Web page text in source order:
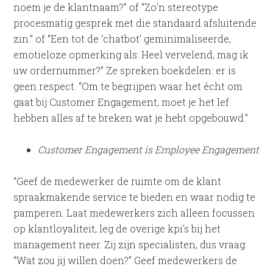
noem je de klantnaam?” of “Zo’n stereotype
procesmatig gesprek met die standaard afsluitende
zin.” of “Een tot de ‘chatbot’ geminimaliseerde,
emotieloze opmerking als: Heel vervelend, mag ik
uw ordernummer?” Ze spreken boekdelen: er is
geen respect. “Om te begrijpen waar het écht om
gaat bij Customer Engagement, moet je het lef
hebben alles af te breken wat je hebt opgebouwd.”
Customer Engagement is Employee Engagement
“Geef de medewerker de ruimte om de klant
spraakmakende service te bieden en waar nodig te
pamperen. Laat medewerkers zich alleen focussen
op klantloyaliteit, leg de overige kpi’s bij het
management neer. Zij zijn specialisten, dus vraag:
“Wat zou jij willen doen?” Geef medewerkers de